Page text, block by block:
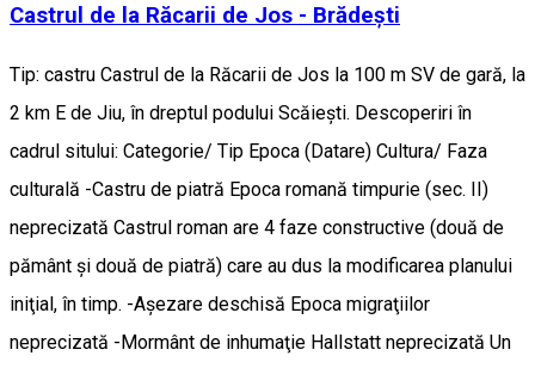
Castrul de la Răcarii de Jos - Brădeşti
Tip: castru Castrul de la Răcarii de Jos la 100 m SV de gară, la
2 km E de Jiu, în dreptul podului Scăieşti. Descoperiri în
cadrul sitului: Categorie/ Tip Epoca (Datare) Cultura/ Faza
culturală -Castru de piatră Epoca romană timpurie (sec. II)
neprecizată Castrul roman are 4 faze constructive (două de
pământ şi două de piatră) care au dus la modificarea planului
iniţial, în timp. -Aşezare deschisă Epoca migraţiilor
neprecizată -Mormânt de inhumaţie Hallstatt neprecizată Un